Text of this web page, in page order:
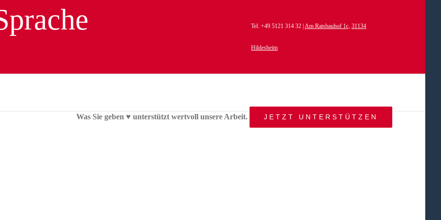
Tel. +49 5121 314 32 |Am Ratsbauhof 1c, 31134
Hildesheim
Was Sie geben ♥︎ unterstützt wertvoll unsere Arbeit. JETZT UNTERSTÜTZENSTART